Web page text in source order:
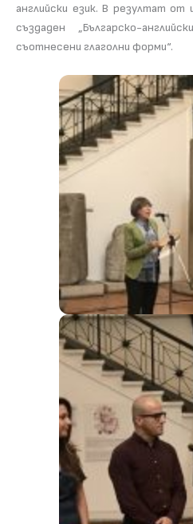
английски език. В резултат от
създаден „Българско-
съотнесени глаголни форми“.